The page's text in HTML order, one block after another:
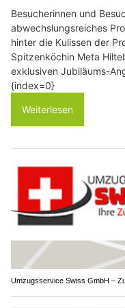
Besucherinnen und
abwechslungsreiches
hinter die Kulissen der
Spitzenköchin Meta
exklusiven Jubiläums-
{index=0}
Weiterlesen
Umzugsservice Swiss GmbH –